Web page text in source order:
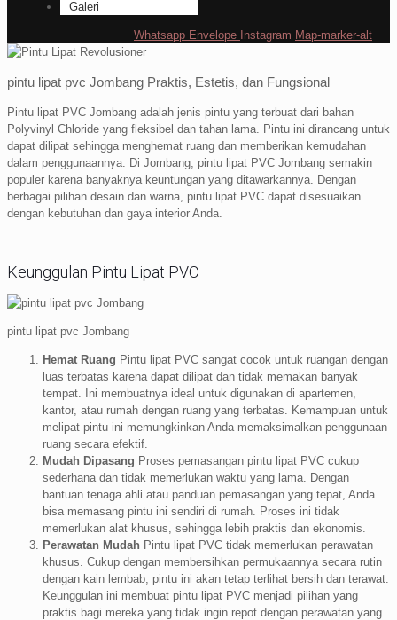
Galeri
Whatsapp Envelope Instagram Map-marker-alt
pintu lipat pvc Jombang Praktis, Estetis, dan Fungsional
Pintu lipat PVC Jombang adalah jenis pintu yang terbuat dari bahan
Polyvinyl Chloride yang fleksibel dan tahan lama. Pintu ini dirancang untuk
dapat dilipat sehingga menghemat ruang dan memberikan kemudahan
dalam penggunaannya. Di Jombang, pintu lipat PVC Jombang semakin
populer karena banyaknya keuntungan yang ditawarkannya. Dengan
berbagai pilihan desain dan warna, pintu lipat PVC dapat disesuaikan
dengan kebutuhan dan gaya interior Anda.
Keunggulan Pintu Lipat PVC
pintu lipat pvc Jombang
Hemat Ruang Pintu lipat PVC sangat cocok untuk ruangan dengan
luas terbatas karena dapat dilipat dan tidak memakan banyak
tempat. Ini membuatnya ideal untuk digunakan di apartemen,
kantor, atau rumah dengan ruang yang terbatas. Kemampuan untuk
melipat pintu ini memungkinkan Anda memaksimalkan penggunaan
ruang secara efektif.
Mudah Dipasang Proses pemasangan pintu lipat PVC cukup
sederhana dan tidak memerlukan waktu yang lama. Dengan
bantuan tenaga ahli atau panduan pemasangan yang tepat, Anda
bisa memasang pintu ini sendiri di rumah. Proses ini tidak
memerlukan alat khusus, sehingga lebih praktis dan ekonomis.
Perawatan Mudah Pintu lipat PVC tidak memerlukan perawatan
khusus. Cukup dengan membersihkan permukaannya secara rutin
dengan kain lembab, pintu ini akan tetap terlihat bersih dan terawat.
Keunggulan ini membuat pintu lipat PVC menjadi pilihan yang
praktis bagi mereka yang tidak ingin repot dengan perawatan yang